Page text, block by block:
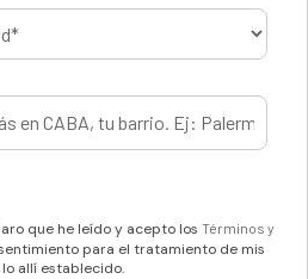
que he leído y acepto los Términos y
para el tratamiento de mis
allí establecido.